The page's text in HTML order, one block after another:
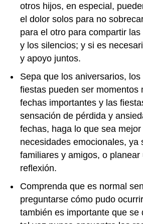
otros hijos, en especial,
el dolor solos para no
para el otro para compartir
y los silencios; y si es
y apoyo juntos.
Sepa que los aniversarios,
fiestas pueden ser momentos
fechas importantes y las
sensación de pérdida y
fechas, haga lo que sea
necesidades emocionales, ya
familiares y amigos, o
reflexión.
Comprenda que es normal
preguntarse cómo pudo
también es importante que se